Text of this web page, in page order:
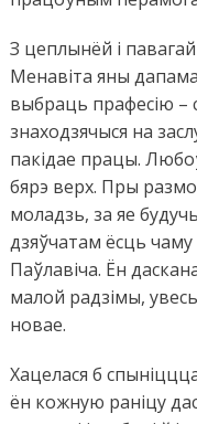
З цеплынёй і павагай
Менавіта яны
выбраць прафесію –
знаходзячыся на
пакідае працы.
бярэ верх. Пры
моладзь, за яе
дзяўчатам ёсць
Паўлавіча. Ён
малой радзімы,
новае.
Хацелася б
ён кожную раніцу